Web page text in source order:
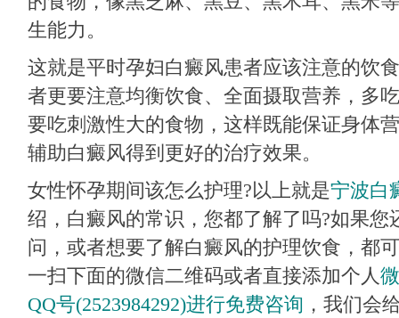
生能力。
这就是平时孕妇白癜风患者应该注意的饮
者更要注意均衡饮食、全面摄取营养，多
要吃刺激性大的食物，这样既能保证身体
辅助白癜风得到更好的治疗效果。
女性怀孕期间该怎么护理?以上就是宁波白
绍，白癜风的常识，您都了解了吗?如果您
问，或者想要了解白癜风的护理饮食，都
一扫下面的微信二维码或者直接添加个人
QQ号(2523984292)进行免费咨询 ，我们会